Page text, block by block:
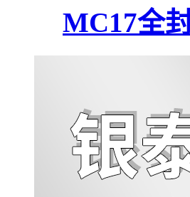
MC17全